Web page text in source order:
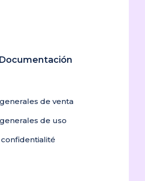
Documentación
de venta
de uso